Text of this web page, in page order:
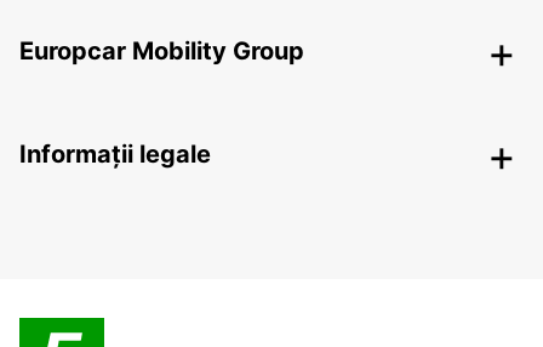
Europcar Mobility Group
Informații legale